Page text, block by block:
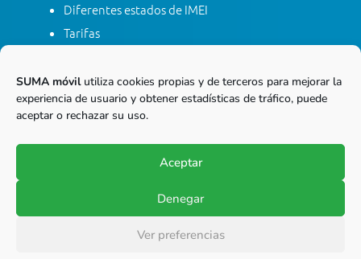
SUMA móvilutiliza cookies propias y de terceros para mejorar la
experiencia de usuario y obtener estadísticas de tráfico, puede
aceptar o rechazar su uso.
Aceptar
Denegar
Ver preferencias
Diferentes estados de IMEI
Tarifas
Apagón red móvil 2G
01 8000 415 268
Todos los derechos reservados.